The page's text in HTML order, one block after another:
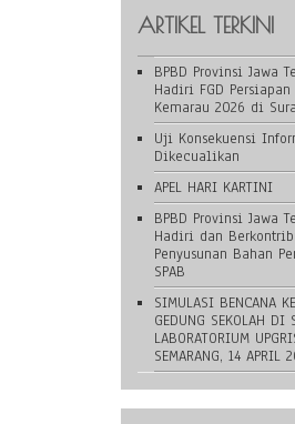
ARTIKEL TERKINI
BPBD Provinsi Jawa
Hadiri FGD
Kemarau 2026 di
Uji Konsekuensi
Dikecualikan
APEL HARI KARTINI
BPBD Provinsi Jawa
Hadiri dan
Penyusunan Bahan
SPAB
SIMULASI BENCANA
GEDUNG SEKOLAH DI
LABORATORIUM
SEMARANG, 14 APRIL